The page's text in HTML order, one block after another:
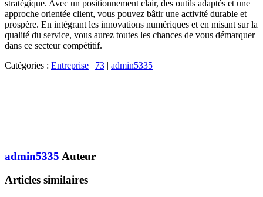
stratégique. Avec un positionnement clair, des outils adaptés et une
approche orientée client, vous pouvez bâtir une activité durable et
prospère. En intégrant les innovations numériques et en misant sur la
qualité du service, vous aurez toutes les chances de vous démarquer
dans ce secteur compétitif.
Catégories : Entreprise | 73 | admin5335
admin5335 Auteur
Articles similaires